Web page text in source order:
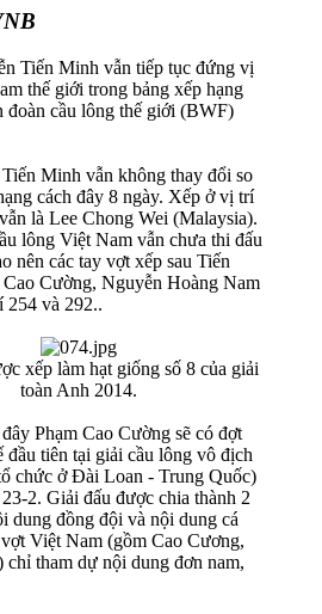
Tiến Minh vẫn tiếp tục đứng vị
thế giới trong bảng xếp hạng
đoàn cầu lông thế giới (BWF)
Minh vẫn không thay đổi so
cách đây 8 ngày. Xếp ở vị trí
là Lee Chong Wei (Malaysia).
lông Việt Nam vẫn chưa thi đấu
nên các tay vợt xếp sau Tiến
Cường, Nguyễn Hoàng Nam
254 và 292..
xếp làm hạt giống số 8 của giải
toàn Anh 2014.​
Phạm Cao Cường sẽ có đợt
đầu tiên tại giải cầu lông vô địch
chức ở Đài Loan - Trung Quốc)
2. Giải đấu được chia thành 2
dung đồng đội và nội dung cá
Việt Nam (gồm Cao Cương,
tham dự nội dung đơn nam,